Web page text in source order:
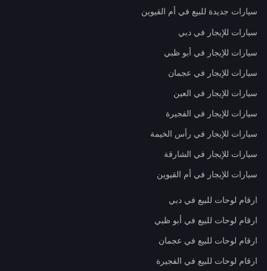
سيارات جديدة للبيع في أم القيوين
سيارات للإيجار في دبي
سيارات للإيجار في أبو ظبي
سيارات للإيجار في عجمان
سيارات للإيجار في العين
سيارات للإيجار في الفجيرة
سيارات للإيجار في رأس الخيمة
سيارات للإيجار في الشارقة
سيارات للإيجار في أم القيوين
ارقام لوحات للبيع في دبي
ارقام لوحات للبيع في أبو ظبي
ارقام لوحات للبيع في عجمان
ارقام لوحات للبيع في الفجيرة